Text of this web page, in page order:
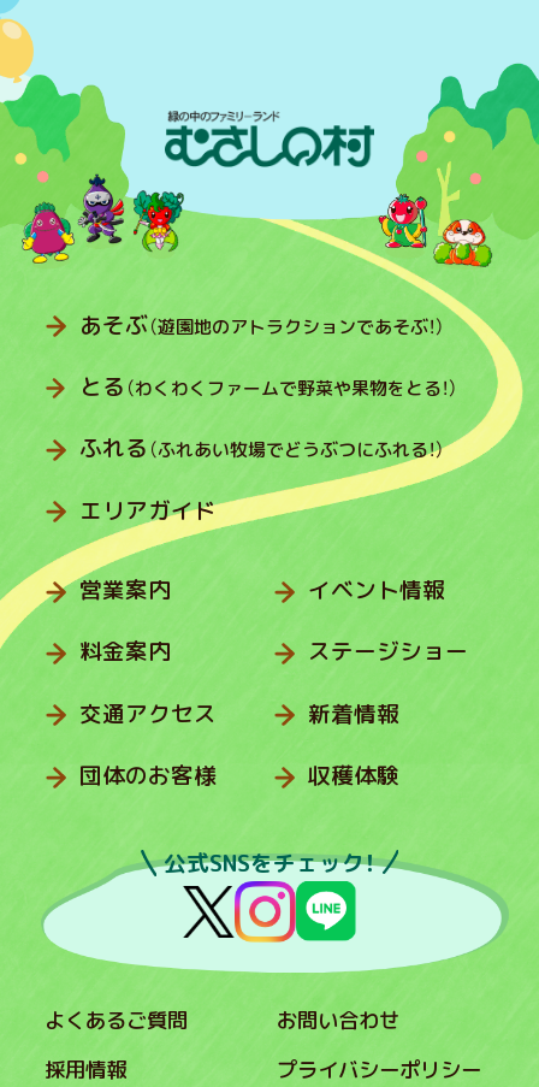
あそぶ（遊園地のアトラクションであそぶ！）
とる （わくわくファームで野菜や果物をとる！）
ふれる （ふれあい牧場でどうぶつにふれる！）
エリアガイド
営業案内
料金案内
交通アクセス
団体のお客様
イベント情報
ステージショー
新着情報
収穫体験
公式SNSをチェック！
よくあるご質問
お問い合わせ
採用情報
プライバシーポリシー